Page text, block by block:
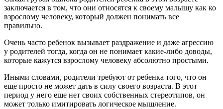
заключается в том, что они относятся к своему малышу как ко
взрослому человеку, который должен понимать все
правильно.
Очень часто ребенок вызывает раздражение и даже агрессию
у родителей тогда, когда он не понимает какие-либо доводы,
которые кажутся взрослому человеку абсолютно простыми.
Иными словами, родители требуют от ребенка того, что он
еще просто не может дать в силу своего возраста. В этот
период у него еще нет своих собственных стереотипов, он
может только имитировать логическое мышление.